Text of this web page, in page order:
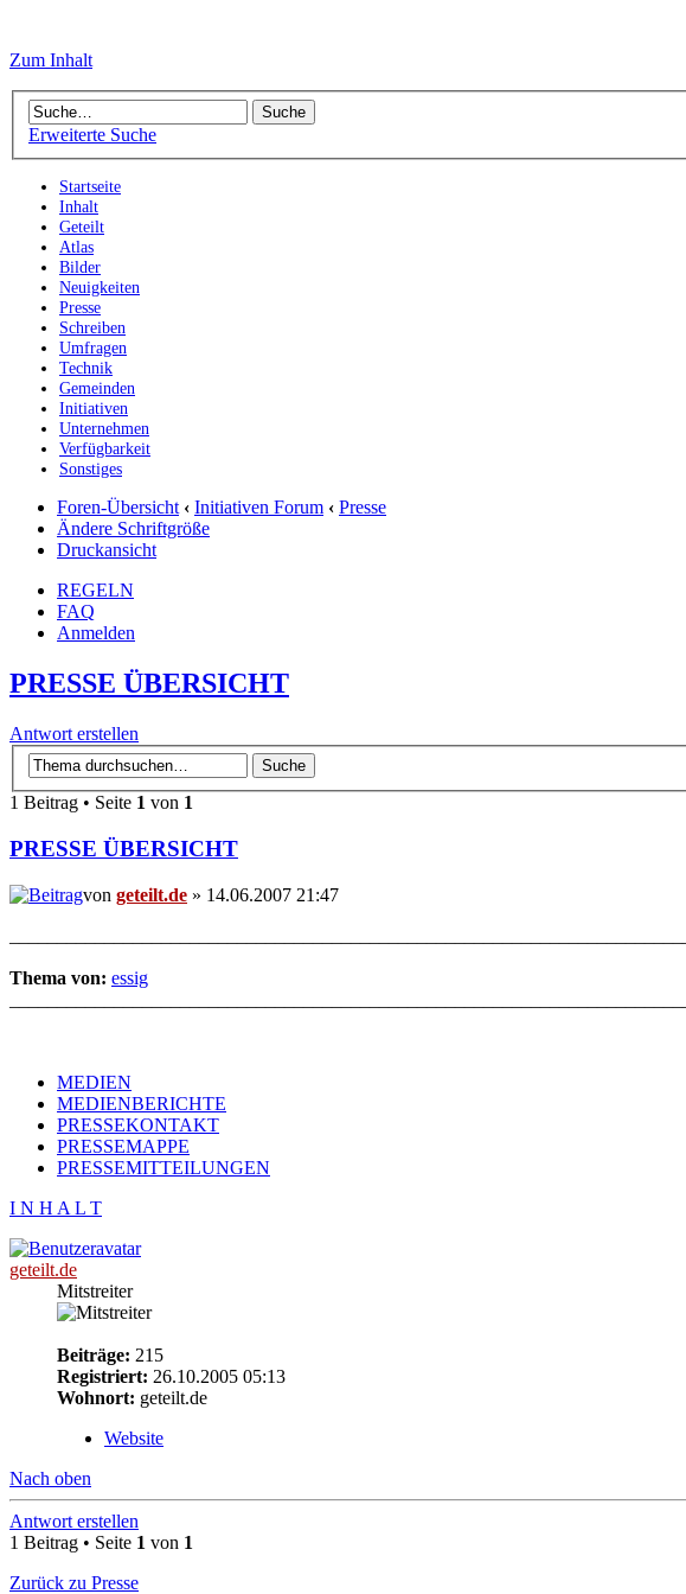
Zum Inhalt
Erweiterte Suche
Startseite
Inhalt
Geteilt
Atlas
Bilder
Neuigkeiten
Presse
Schreiben
Umfragen
Technik
Gemeinden
Initiativen
Unternehmen
Verfügbarkeit
Sonstiges
Foren-Übersicht ‹ Initiativen Forum ‹ Presse
Ändere Schriftgröße
Druckansicht
REGELN
FAQ
Anmelden
PRESSE ÜBERSICHT
Antwort erstellen
1 Beitrag • Seite 1 von 1
PRESSE ÜBERSICHT
von geteilt.de » 14.06.2007 21:47
Thema von: essig
MEDIEN
MEDIENBERICHTE
PRESSEKONTAKT
PRESSEMAPPE
PRESSEMITTEILUNGEN
I N H A L T
geteilt.de
Mitstreiter
Beiträge: 215
Registriert: 26.10.2005 05:13
Wohnort: geteilt.de
Website
Nach oben
Antwort erstellen
1 Beitrag • Seite 1 von 1
Zurück zu Presse